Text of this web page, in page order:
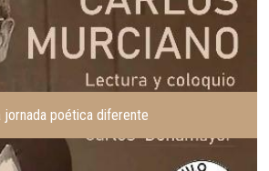
jornada poética diferente